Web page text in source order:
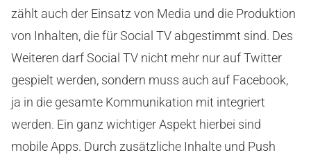
zählt auch der Einsatz von Media und die Produktion
von Inhalten, die für Social TV abgestimmt sind. Des
Weiteren darf Social TV nicht mehr nur auf Twitter
gespielt werden, sondern muss auch auf Facebook,
ja in die gesamte Kommunikation mit integriert
werden. Ein ganz wichtiger Aspekt hierbei sind
mobile Apps. Durch zusätzliche Inhalte und Push